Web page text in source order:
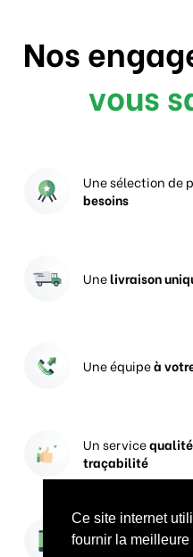
Ce site internet
fournir la
Nos
vous
Une sélection de
besoins
Unelivraison
Une équipeà
Un servicequalité
traçabilité
Vos prises de